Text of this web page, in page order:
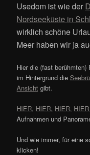
Usedom ist wie der
Nordseeküste in
wirklich schöne
Meer haben wir ja
Hier die (fast
im Hintergrund die
Ansicht gibt.
HIER, HIER, HIER, HIER
Aufnahmen und
Und wie immer, für eine
klicken!